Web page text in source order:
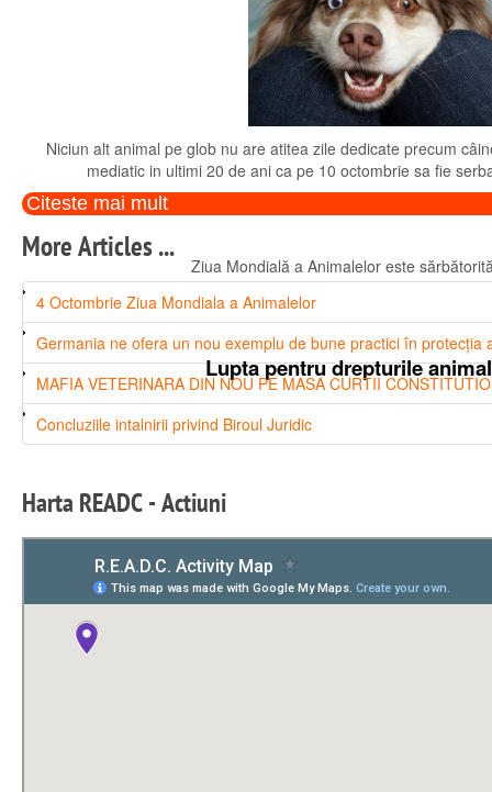
Ziua Mondială a Animalelor este
Lupta pentru drepturile
Ni s-a adus la cunoştinţă de către dna Lidia Zahiu, președintele
Niciun alt animal pe glob nu are atitea zile dedicate precum
mediatic in ultimi 20 de ani ca pe 10 octombrie sa fie
Citeste mai mult
More Articles ...
4 Octombrie Ziua Mondiala a Animalelor
Germania ne ofera un nou exemplu de bune practici în protecția
MAFIA VETERINARA DIN NOU PE MASA CURTII
Concluziile intalnirii privind Biroul Juridic
Harta READC - Actiuni